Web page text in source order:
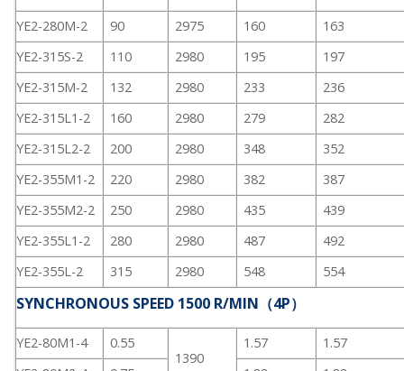
YE2-280M-2
90 2975 160
163
YE2-315S-2
110 2980 195
197
YE2-315M-2
132 2980 233
236
YE2-315L1-2
160 2980 279
282
YE2-315L2-2
200 2980 348
352
YE2-355M1-2
220 2980 382
387
YE2-355M2-2
250 2980 435
439
YE2-355L1-2
280 2980 487
492
YE2-355L-2
315 2980 548 554
SYNCHRONOUS SPEED 1500 R/MIN（4P）
YE2-80M1-4
0.55
1390
1.57
1.57